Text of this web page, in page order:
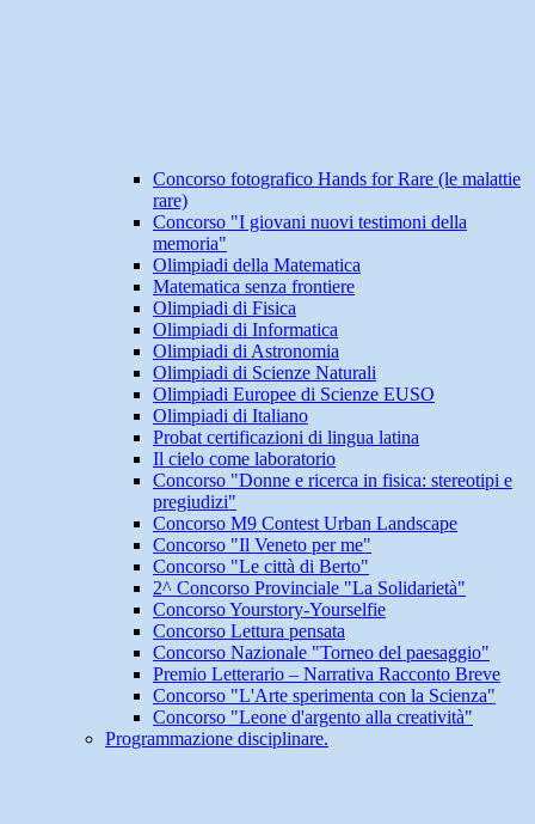
Concorso fotografico Hands for Rare (le malattie
rare)
Concorso "I giovani nuovi testimoni della
memoria"
Olimpiadi della Matematica
Matematica senza frontiere
Olimpiadi di Fisica
Olimpiadi di Informatica
Olimpiadi di Astronomia
Olimpiadi di Scienze Naturali
Olimpiadi Europee di Scienze EUSO
Olimpiadi di Italiano
Probat certificazioni di lingua latina
Il cielo come laboratorio
Concorso "Donne e ricerca in fisica: stereotipi e
pregiudizi"
Concorso M9 Contest Urban Landscape
Concorso "Il Veneto per me"
Concorso "Le città di Berto"
2^ Concorso Provinciale "La Solidarietà"
Concorso Yourstory-Yourselfie
Concorso Lettura pensata
Concorso Nazionale "Torneo del paesaggio"
Premio Letterario – Narrativa Racconto Breve
Concorso "L'Arte sperimenta con la Scienza"
Concorso "Leone d'argento alla creatività"
Programmazione disciplinare.